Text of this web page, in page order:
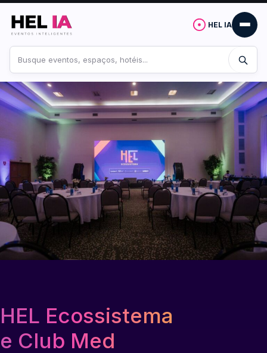
HEL IA
no
site
HEL Ecossistema
e Club Med